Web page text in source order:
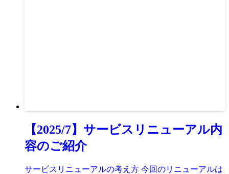
【2025/7】サービスリニューアル内
容のご紹介
サービスリニューアルの考え方 今回のリニューアルは